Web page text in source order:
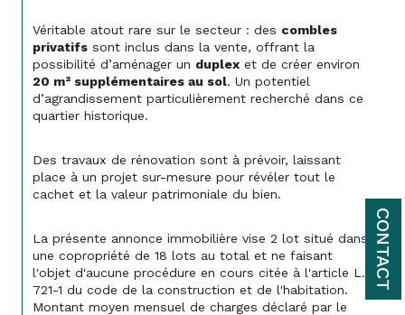
CONTACT
Véritable atout rare sur le secteur : des combles
privatifs sont inclus dans la vente, offrant la
possibilité d’aménager un duplex et de créer environ
20 m² supplémentaires au sol. Un potentiel
d’agrandissement particulièrement recherché dans ce
quartier historique.
Des travaux de rénovation sont à prévoir, laissant
place à un projet sur-mesure pour révéler tout le
cachet et la valeur patrimoniale du bien.
La présente annonce immobilière vise 2 lot situé dans
une copropriété de 18 lots au total et ne faisant
l'objet d'aucune procédure en cours citée à l'article L.
721-1 du code de la construction et de l'habitation.
Montant moyen mensuel de charges déclaré par le